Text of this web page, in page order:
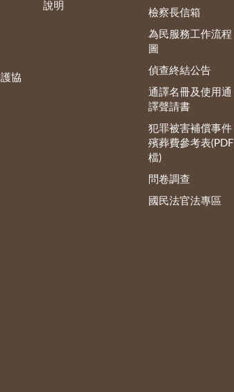
協
說明
檢察長信箱
為民服務工作流程
圖
偵查終結公告
通譯名冊及使用通
譯聲請書
犯罪被害補償事件
殯葬費參考表(PDF
檔)
問卷調查
國民法官法專區